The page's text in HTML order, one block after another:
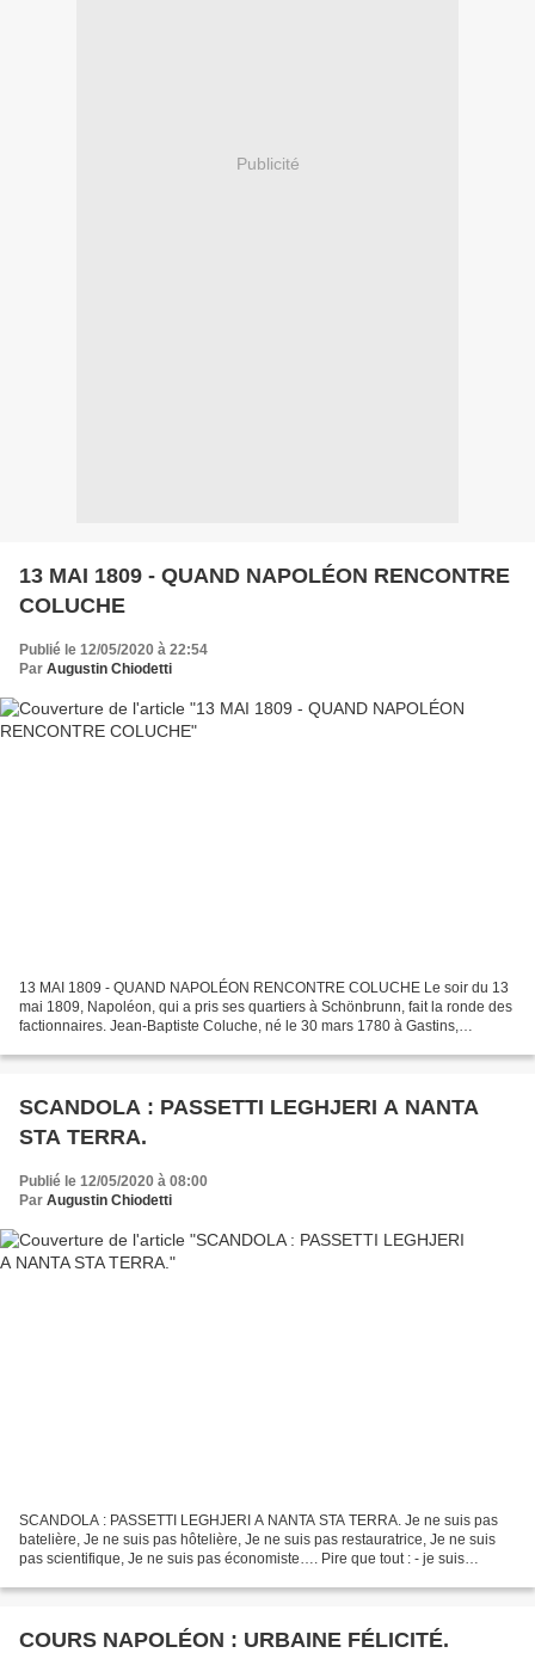
Publicité
13 MAI 1809 - QUAND NAPOLÉON RENCONTRE
COLUCHE
Publié le 12/05/2020 à 22:54
Par Augustin Chiodetti
13 MAI 1809 - QUAND NAPOLÉON RENCONTRE COLUCHE Le soir du 13
mai 1809, Napoléon, qui a pris ses quartiers à Schönbrunn, fait la ronde des
factionnaires. Jean-Baptiste Coluche, né le 30 mars 1780 à Gastins,
SCANDOLA : PASSETTI LEGHJERI A NANTA
STA TERRA.
Publié le 12/05/2020 à 08:00
Par Augustin Chiodetti
SCANDOLA : PASSETTI LEGHJERI A NANTA STA TERRA. Je ne suis pas
batelière, Je ne suis pas hôtelière, Je ne suis pas restauratrice, Je ne suis
pas scientifique, Je ne suis pas économiste…. Pire que tout : - je suis
COURS NAPOLÉON : URBAINE FÉLICITÉ.